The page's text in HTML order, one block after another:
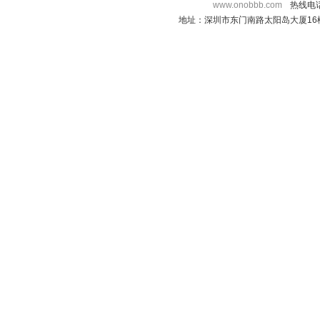
www.onobbb.com
热线电
地址：深圳市东门南路太阳岛大厦